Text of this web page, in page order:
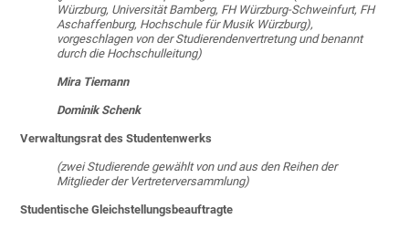
Würzburg, Universität Bamberg, FH Würzburg-Schweinfurt, FH
Aschaffenburg, Hochschule für Musik Würzburg),
vorgeschlagen von der Studierendenvertretung und benannt
durch die Hochschulleitung)
Mira Tiemann
Dominik Schenk
Verwaltungsrat des Studentenwerks
(zwei Studierende gewählt von und aus den Reihen der
Mitglieder der Vertreterversammlung)
Studentische Gleichstellungsbeauftragte